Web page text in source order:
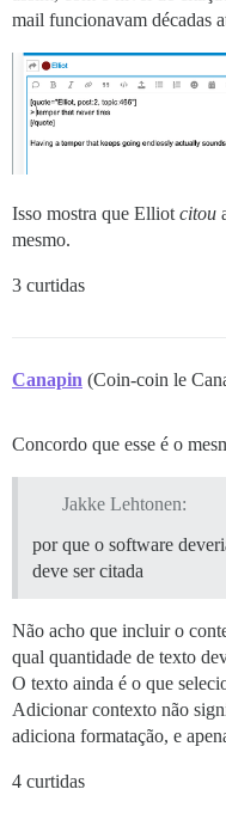
mail funcionavam décadas
Isso mostra que Elliot citou
mesmo.
3 curtidas
Canapin (Coin-coin le
Concordo que esse é o
Jakke Lehtonen:
por que o software
deve ser citada
Não acho que incluir o
qual quantidade de texto
O texto ainda é o que
Adicionar contexto não
adiciona formatação, e
4 curtidas